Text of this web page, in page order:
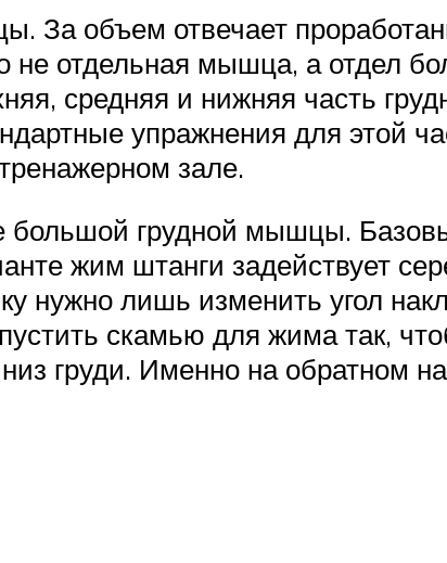
За объем отвечает
не отдельная мышца, а отдел
средняя и нижняя часть
упражнения для этой
зале.
большой грудной мышцы.
жим штанги задействует
нужно лишь изменить угол
скамью для жима так,
груди. Именно на обратном